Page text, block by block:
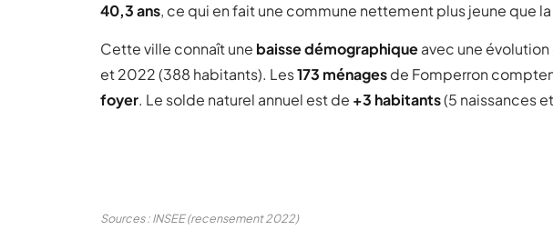
40,3 ans, ce qui en fait une commune nettement plus jeune que
Cette ville connaît une baisse démographiqueavec une évolution
et 2022 (388 habitants). Les173 ménagesde Fomperron
foyer. Le solde naturel annuel est de +3 habitants(5 naissances
Sources : INSEE (recensement 2022)